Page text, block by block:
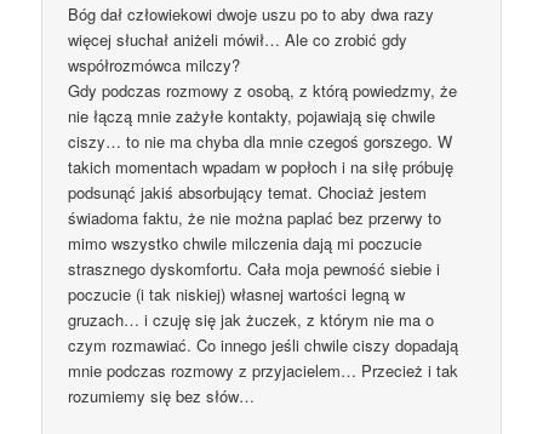
Bóg dał człowiekowi dwoje uszu po to aby dwa razy
więcej słuchał aniżeli mówił… Ale co zrobić gdy
współrozmówca milczy?
Gdy podczas rozmowy z osobą, z którą powiedzmy, że
nie łączą mnie zażyłe kontakty, pojawiają się chwile
ciszy… to nie ma chyba dla mnie czegoś gorszego. W
takich momentach wpadam w popłoch i na siłę próbuję
podsunąć jakiś absorbujący temat. Chociaż jestem
świadoma faktu, że nie można paplać bez przerwy to
mimo wszystko chwile milczenia dają mi poczucie
strasznego dyskomfortu. Cała moja pewność siebie i
poczucie (i tak niskiej) własnej wartości legną w
gruzach… i czuję się jak żuczek, z którym nie ma o
czym rozmawiać. Co innego jeśli chwile ciszy dopadają
mnie podczas rozmowy z przyjacielem… Przecież i tak
rozumiemy się bez słów…